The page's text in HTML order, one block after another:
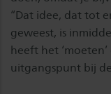
“Dat idee, dat tot
geweest, is
heeft het
uitgangspunt bij